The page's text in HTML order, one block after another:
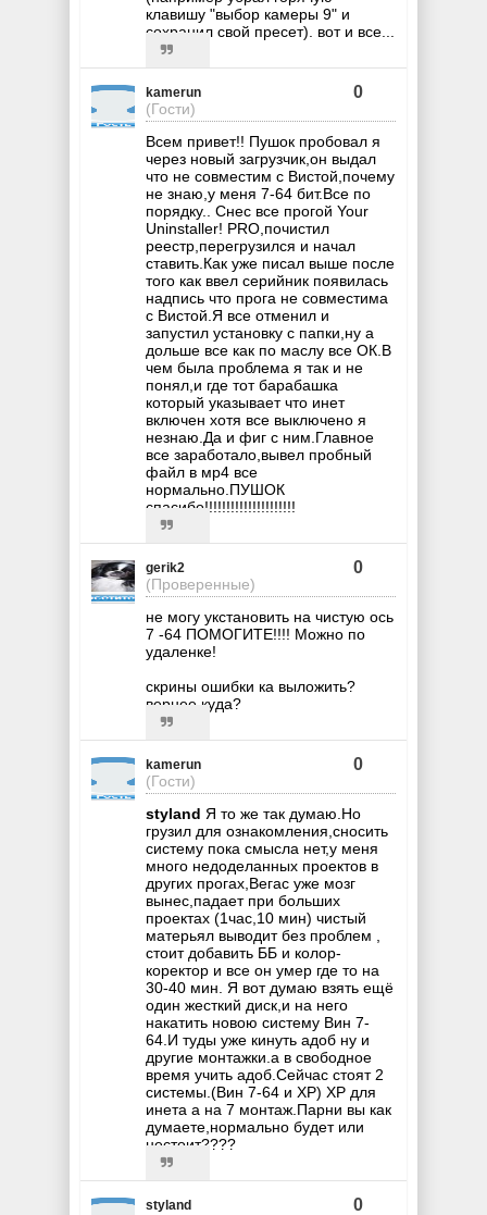
клавишу "выбор камеры 9" и
сохранил свой пресет). вот и все...
kamerun
(Гости)
0
Всем привет!! Пушок пробовал я
через новый загрузчик,он выдал
что не совместим с Вистой,почему
не знаю,у меня 7-64 бит.Все по
порядку.. Снес все прогой Your
Uninstaller! PRO,почистил
реестр,перегрузился и начал
ставить.Как уже писал выше после
того как ввел серийник появилась
надпись что прога не совместима
с Вистой.Я все отменил и
запустил установку с папки,ну а
дольше все как по маслу все ОК.В
чем была проблема я так и не
понял,и где тот барабашка
который указывает что инет
включен хотя все выключено я
незнаю.Да и фиг с ним.Главное
все заработало,вывел пробный
файл в мр4 все
нормально.ПУШОК
спасибо!!!!!!!!!!!!!!!!!!!!!
gerik2
(Проверенные)
0
не могу укстановить на чистую ось
7 -64 ПОМОГИТЕ!!!! Можно по
удаленке!
скрины ошибки ка выложить?
вернее куда?
kamerun
(Гости)
0
styland Я то же так думаю.Но
грузил для ознакомления,сносить
систему пока смысла нет,у меня
много недоделанных проектов в
других прогах,Вегас уже мозг
вынес,падает при больших
проектах (1час,10 мин) чистый
матерьял выводит без проблем ,
стоит добавить ББ и колор-
коректор и все он умер где то на
30-40 мин. Я вот думаю взять ещё
один жесткий диск,и на него
накатить новою систему Вин 7-
64.И туды уже кинуть адоб ну и
другие монтажки.а в свободное
время учить адоб.Сейчас стоят 2
системы.(Вин 7-64 и ХР) ХР для
инета а на 7 монтаж.Парни вы как
думаете,нормально будет или
нестоит????
styland 0